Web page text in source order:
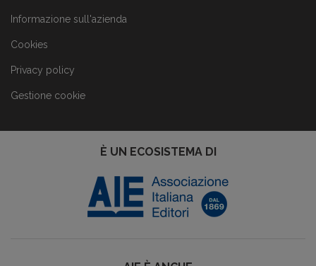
Informazione sull'azienda
Cookies
Privacy policy
Gestione cookie
È UN ECOSISTEMA DI